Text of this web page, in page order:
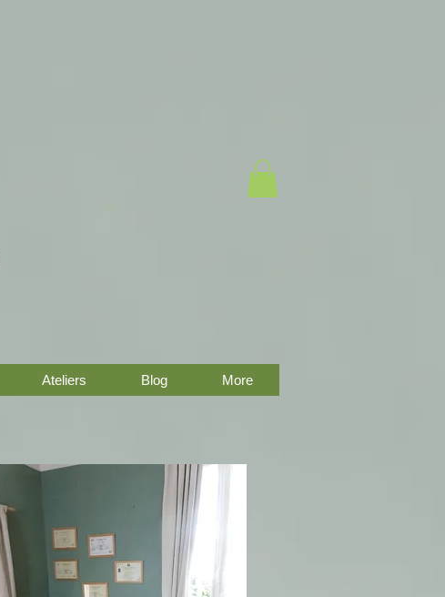
Ateliers Blog More